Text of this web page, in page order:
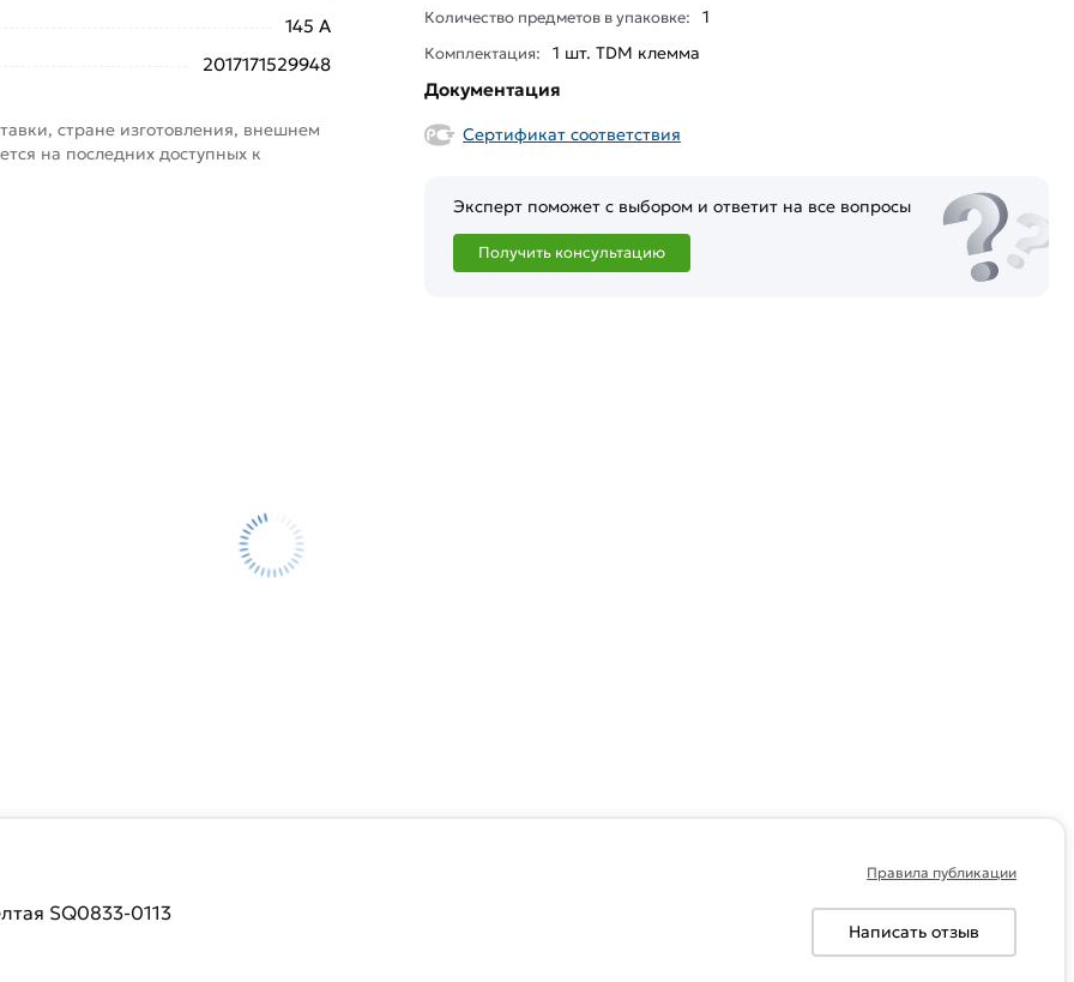
145 А
2017171529948
стране изготовления, внешнем
на последних доступных к
Количество предметов в упаковке: 1
Комплектация: 1 шт. TDM клемма
Документация
Сертификат соответствия
Эксперт поможет с выбором и ответит на все вопросы
Получить консультацию
SQ0833-0113
Правила публикации
Написать отзыв